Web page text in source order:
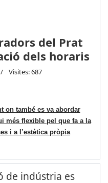
del Prat
dels horaris
Visites: 687
on també es va abordar
més flexible pel que fa a la
i a l’estètica pròpia